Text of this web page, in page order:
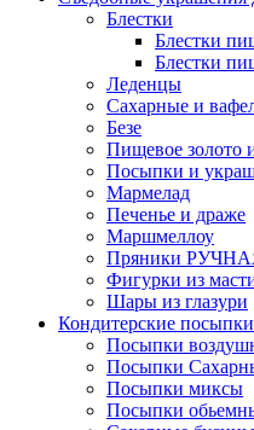
Блестки
Блестки
Блестки
Леденцы
Сахарные и
Безе
Пищевое золото
Посыпки и
Мармелад
Печенье и драже
Маршмеллоу
Пряники
Фигурки из
Шары из глазури
Кондитерские посыпки
Посыпки
Посыпки
Посыпки миксы
Посыпки